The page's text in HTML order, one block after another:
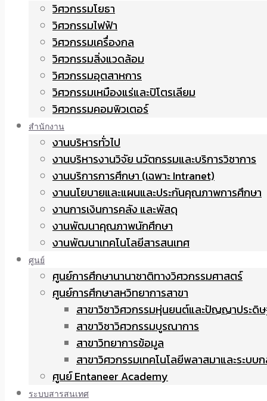
วิศวกรรมโยธา
วิศวกรรมไฟฟ้า
วิศวกรรมเครื่องกล
วิศวกรรมสิ่งแวดล้อม
วิศวกรรมอุตสาหการ
วิศวกรรมเหมืองแร่และปิโตรเลียม
วิศวกรรมคอมพิวเตอร์
สำนักงาน
งานบริหารทั่วไป
งานบริหารงานวิจัย นวัตกรรมและบริการวิชาการ
งานบริการการศึกษา (เฉพาะ Intranet)
งานนโยบายและแผนและประกันคุณภาพการศึกษา
งานการเงินการคลัง และพัสดุ
งานพัฒนาคุณภาพนักศึกษา
งานพัฒนาเทคโนโลยีสารสนเทศ
ศูนย์
ศูนย์การศึกษานานาชาติทางวิศวกรรมศาสตร์
ศูนย์การศึกษาสหวิทยาการสาขา
สาขาวิชาวิศวกรรมหุ่นยนต์และปัญญาประดิ
สาขาวิชาวิศวกรรมบูรณาการ
สาขาวิทยาการข้อมูล
สาขาวิศวกรรมเทคโนโลยีพลาสมาและระบบ
ศูนย์ Entaneer Academy
ระบบสารสนเทศ